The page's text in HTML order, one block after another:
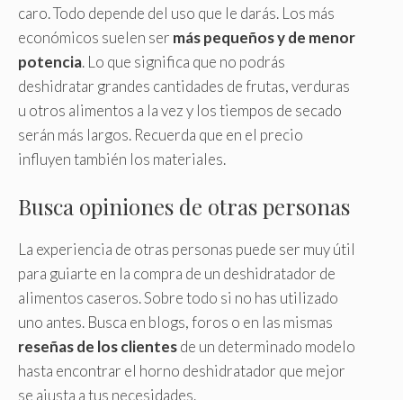
caro. Todo depende del uso que le darás. Los más
económicos suelen ser más pequeños y de menor
potencia. Lo que significa que no podrás
deshidratar grandes cantidades de frutas, verduras
u otros alimentos a la vez y los tiempos de secado
serán más largos. Recuerda que en el precio
influyen también los materiales.
Busca opiniones de otras personas
La experiencia de otras personas puede ser muy útil
para guiarte en la compra de un deshidratador de
alimentos caseros. Sobre todo si no has utilizado
uno antes. Busca en blogs, foros o en las mismas
reseñas de los clientesde un determinado modelo
hasta encontrar el horno deshidratador que mejor
se ajusta a tus necesidades.